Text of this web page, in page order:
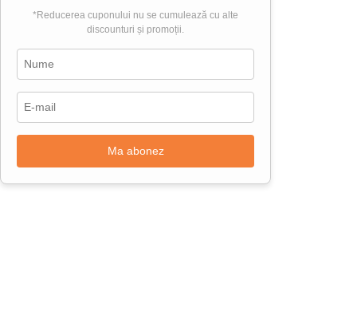
*Reducerea cuponului nu se cumulează cu alte
discounturi și promoții.
Ma abonez